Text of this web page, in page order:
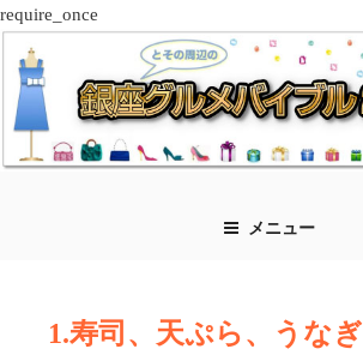
require_once
ン
メニュー
1.寿司、天ぷら、うなぎ